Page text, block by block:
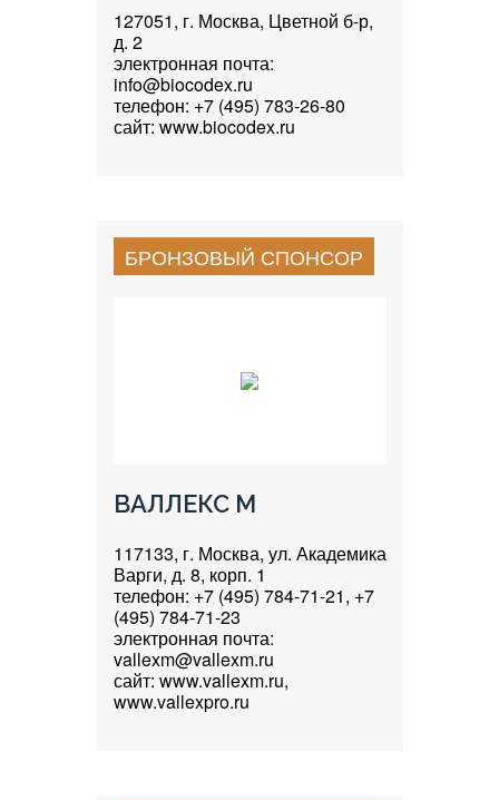
127051, г. Москва, Цветной б-р,
д. 2
электронная почта:
info@biocodex.ru
телефон: +7 (495) 783-26-80
сайт: www.biocodex.ru
БРОНЗОВЫЙ СПОНСОР
ВАЛЛЕКС М
117133, г. Москва, ул. Академика
Варги, д. 8, корп. 1
телефон: +7 (495) 784-71-21, +7
(495) 784-71-23
электронная почта:
vallexm@vallexm.ru
сайт: www.vallexm.ru,
www.vallexpro.ru